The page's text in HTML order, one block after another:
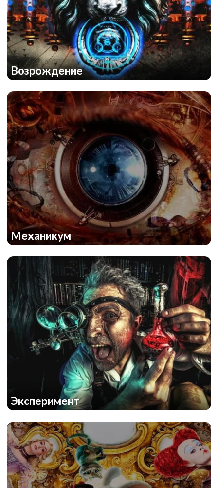
Возрождение
Механикум
Эксперимент